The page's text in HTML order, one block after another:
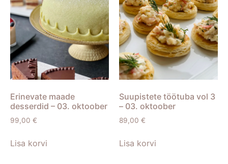
Erinevate maade
desserdid – 03. oktoober
99,00 €
Lisa korvi
Suupistete töötuba vol 3
– 03. oktoober
89,00 €
Lisa korvi